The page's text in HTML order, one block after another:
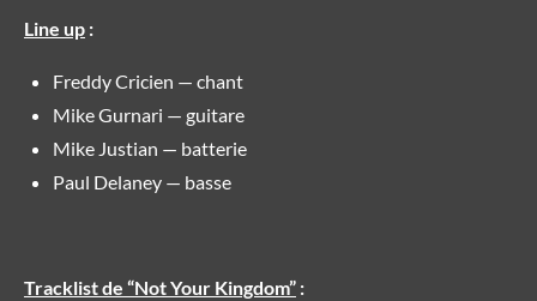
Line up :
Freddy Cricien — chant
Mike Gurnari — guitare
Mike Justian — batterie
Paul Delaney — basse
Tracklist de “Not Your Kingdom” :